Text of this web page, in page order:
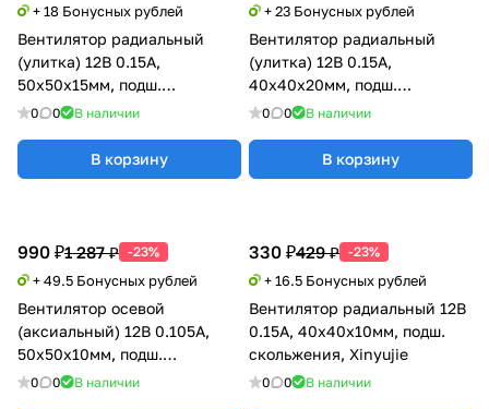
+ 18 Бонусных рублей
Вентилятор радиальный
(улитка) 12В 0.15А,
50х50х15мм, подш.
скольжения, Xinyujie
0 0 В наличии
В корзину
+ 23 Бонусных рублей
Вентилятор радиальный
(улитка) 12В 0.15А,
40х40х20мм, подш.
скольжения, Xinyujie
0 0 В наличии
В корзину
990 ₽1 287 ₽ -23%
+ 49.5 Бонусных рублей
Вентилятор осевой
(аксиальный) 12В 0.105А,
50х50х10мм, подш.
магнитный (MagLev), Sunon
0 0 В наличии
330 ₽429 ₽ -23%
+ 16.5 Бонусных рублей
Вентилятор радиальный 12В
0.15А, 40х40х10мм, подш.
скольжения, Xinyujie
0 0 В наличии